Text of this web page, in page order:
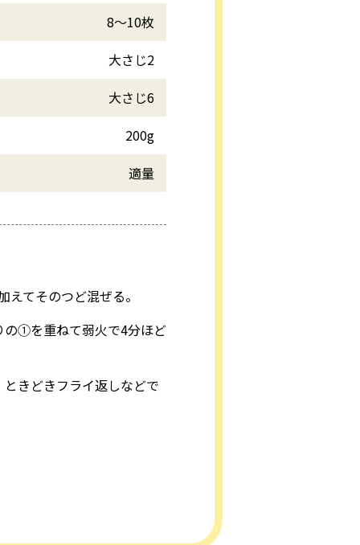
8～10枚
大さじ2
大さじ6
200g
適量
てそのつど混ぜる。
の①を重ねて弱火で4分ほど
きどきフライ返しなどで